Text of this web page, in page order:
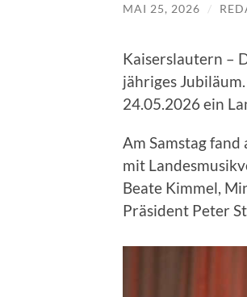
MAI 25, 2026 /
Kaiserslautern –
jähriges
24.05.2026 ein
Am Samstag
mit
Beate Kimmel,
Präsident Peter